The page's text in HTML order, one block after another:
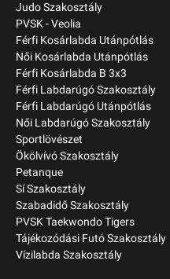
Judo Szakosztály
PVSK - Veolia
Férfi Kosárlabda Utánpótlás
Női Kosárlabda Utánpótlás
Férfi Kosárlabda B 3x3
Férfi Labdarúgó Szakosztály
Férfi Labdarúgó Utánpótlás
Női Labdarúgó Szakosztály
Sportlövészet
Ökölvívó Szakosztály
Petanque
Sí Szakosztály
Szabadidő Szakosztály
PVSK Taekwondo Tigers
Tájékozódási Futó Szakosztály
Vízilabda Szakosztály